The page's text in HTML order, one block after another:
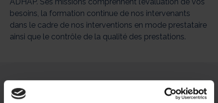
besoins, la formation continue de nos intervenants
dans le cadre de nos interventions en mode prestataire
ainsi que le contrôle de la qualité des prestations.